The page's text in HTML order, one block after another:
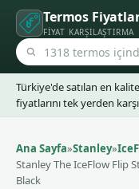
Termos
FIYAT KARŞILAŞTIRMA
Türkiye'de satılan en
fiyatlarını tek yerden
Ana Sayfa»Stanley»
Stanley The IceFlow Flip
Black